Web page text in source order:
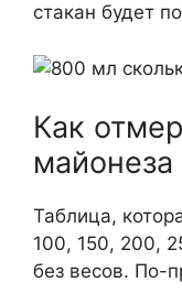
стакан будет
Как
майонеза
Таблица,
100, 150, 200,
без весов. По-